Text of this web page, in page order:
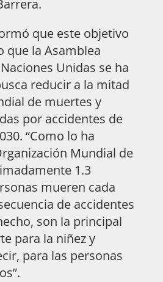
que este objetivo
que la Asamblea
Unidas se ha
reducir a la mitad
de muertes y
por accidentes de
“Como lo ha
Mundial de
1.3
mueren cada
de accidentes
son la principal
para la niñez y
para las personas